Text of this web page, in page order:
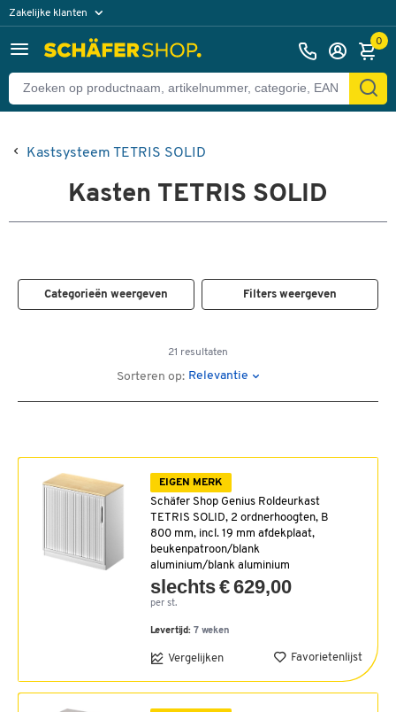
Zakelijke klanten
Particuliere klanten 0
Kastsysteem TETRIS SOLID
Kasten TETRIS SOLID
Categorieën weergeven Filters weergeven
21 resultaten
Sorteren op: Relevantie
EIGEN MERK
Schäfer Shop Genius Roldeurkast
TETRIS SOLID, 2 ordnerhoogten, B
800 mm, incl. 19 mm afdekplaat,
beukenpatroon/blank
aluminium/blank aluminium
slechts € 629,00
per st.
Levertijd: 7 weken
Vergelijken Favorietenlijst